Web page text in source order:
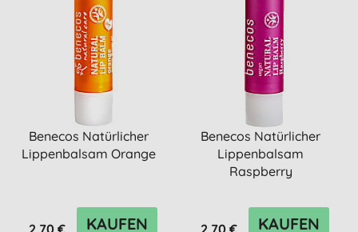
Benecos Natürlicher
Lippenbalsam Orange
2,70 € KAUFEN
Benecos Natürlicher
Lippenbalsam
Raspberry
2,70 € KAUFEN